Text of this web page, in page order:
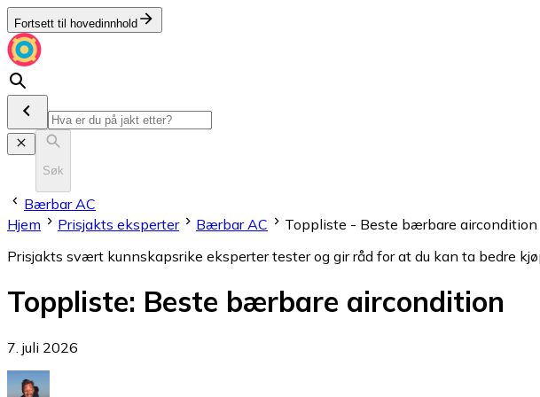
Fortsett til hovedinnhold
Søk
Bærbar AC
Hjem
Prisjakts eksperter Bærbar AC
Toppliste - Beste bærbare aircondition
Prisjakts svært kunnskapsrike eksperter tester og gir råd for at du kan ta bedre
Toppliste: Beste bærbare aircondition
7. juli 2026